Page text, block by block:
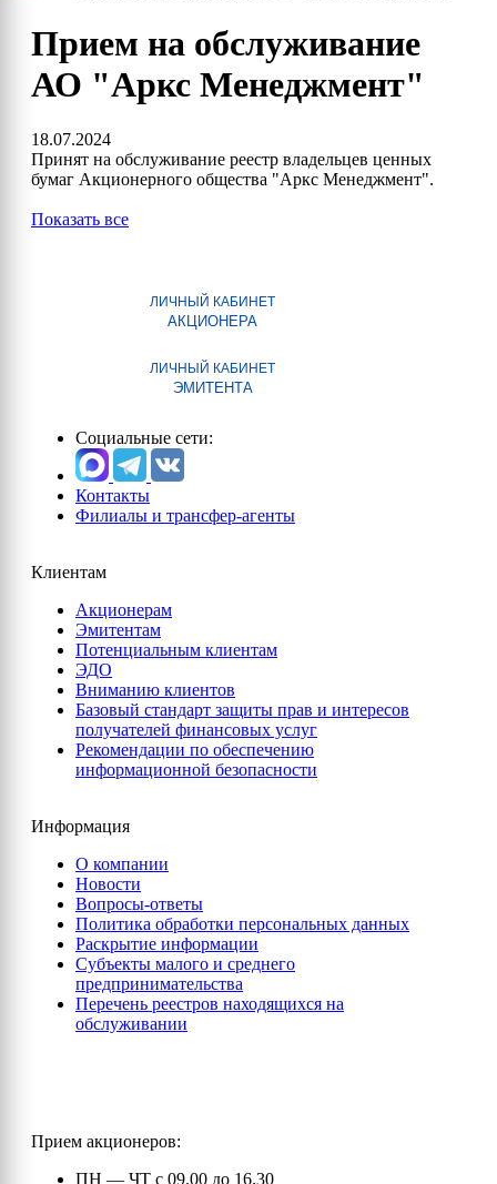
Прием на обслуживание
АО "Аркс Менеджмент"
18.07.2024
Принят на обслуживание реестр владельцев ценных
бумаг Акционерного общества "Аркс Менеджмент".
Показать все
ЛИЧНЫЙ КАБИНЕТ
АКЦИОНЕРА
ЛИЧНЫЙ КАБИНЕТ
ЭМИТЕНТА
Социальные сети:
Контакты
Филиалы и трансфер-агенты
Клиентам
Акционерам
Эмитентам
Потенциальным клиентам
ЭДО
Вниманию клиентов
Базовый стандарт защиты прав и интересов
получателей финансовых услуг
Рекомендации по обеспечению
информационной безопасности
Информация
О компании
Новости
Вопросы-ответы
Политика обработки персональных данных
Раскрытие информации
Субъекты малого и среднего
предпринимательства
Перечень реестров находящихся на
обслуживании
Прием акционеров:
ПН — ЧТ с 09.00 до 16.30